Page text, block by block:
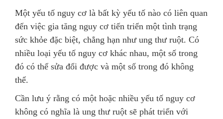
Một yếu tố nguy cơ là bất kỳ yếu tố nào có liên quan
đến việc gia tăng nguy cơ tiến triển một tình trạng
sức khỏe đặc biệt, chẳng hạn như ung thư ruột. Có
nhiều loại yếu tố nguy cơ khác nhau, một số trong
đó có thể sửa đổi được và một số trong đó không
thể.
Cần lưu ý rằng có một hoặc nhiều yếu tố nguy cơ
không có nghĩa là ung thư ruột sẽ phát triển với